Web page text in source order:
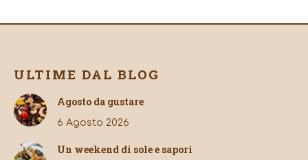
ULTIME DAL BLOG
Agosto da gustare
6 Agosto 2026
Un weekend di sole e sapori